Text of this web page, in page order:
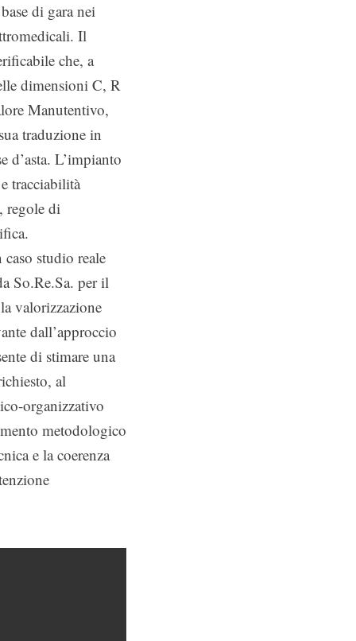
di gara nei
Il
che, a
dimensioni C, R
Manutentivo,
traduzione in
d’asta. L’impianto
tracciabilità
regole di
studio reale
So.Re.Sa. per il
valorizzazione
dall’approccio
di stimare una
al
organizzativo
metodologico
e la coerenza